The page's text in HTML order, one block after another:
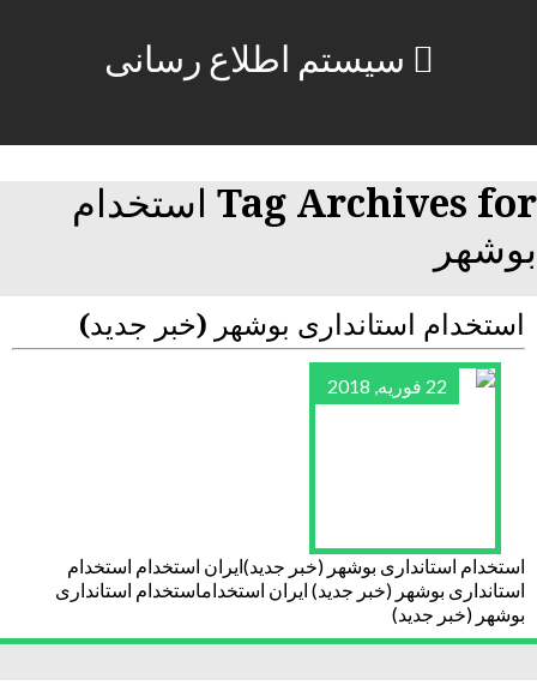
سیستم اطلاع رسانی
Tag Archives for استخدام
بوشهر
استخدام استانداری بوشهر (خبر جدید)
22 فوریه, 2018
استخدام استانداری بوشهر (خبر جدید)ایران استخدام استخدام
استانداری بوشهر (خبر جدید) ایران استخداماستخدام استانداری
بوشهر (خبر جدید)